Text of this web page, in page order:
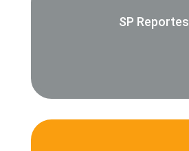
SP Reportes